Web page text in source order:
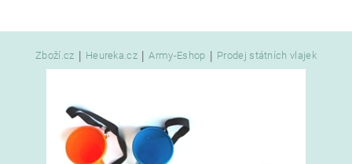
Zboží.cz | Heureka.cz | Army-Eshop | Prodej státních vlajek